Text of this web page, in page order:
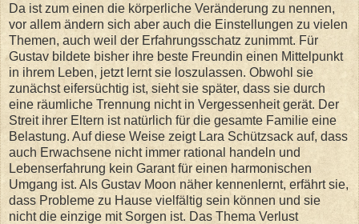
Da ist zum einen die körperliche Veränderung zu nennen,
vor allem ändern sich aber auch die Einstellungen zu vielen
Themen, auch weil der Erfahrungsschatz zunimmt. Für
Gustav bildete bisher ihre beste Freundin einen Mittelpunkt
in ihrem Leben, jetzt lernt sie loszulassen. Obwohl sie
zunächst eifersüchtig ist, sieht sie später, dass sie durch
eine räumliche Trennung nicht in Vergessenheit gerät. Der
Streit ihrer Eltern ist natürlich für die gesamte Familie eine
Belastung. Auf diese Weise zeigt Lara Schützsack auf, dass
auch Erwachsene nicht immer rational handeln und
Lebenserfahrung kein Garant für einen harmonischen
Umgang ist. Als Gustav Moon näher kennenlernt, erfährt sie,
dass Probleme zu Hause vielfältig sein können und sie
nicht die einzige mit Sorgen ist. Das Thema Verlust